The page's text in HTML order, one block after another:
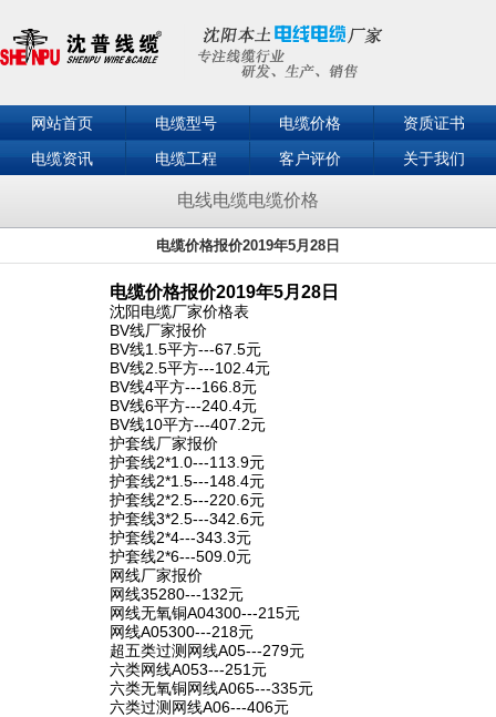
网站首页 电缆型号 电缆价格
资质证书
电缆资讯
电缆工程 客户评价
关于我们
电线电缆电缆价格
电缆价格报价2019年5月28日
电缆价格报价2019年5月28日
沈阳电缆厂家价格表
BV线厂家报价
BV线1.5平方---67.5元
BV线2.5平方---102.4元
BV线4平方---166.8元
BV线6平方---240.4元
BV线10平方---407.2元
护套线厂家报价
护套线2*1.0---113.9元
护套线2*1.5---148.4元
护套线2*2.5---220.6元
护套线3*2.5---342.6元
护套线2*4---343.3元
护套线2*6---509.0元
网线厂家报价
网线35280---132元
网线无氧铜A04300---215元
网线A05300---218元
超五类过测网线A05---279元
六类网线A053---251元
六类无氧铜网线A065---335元
六类过测网线A06---406元